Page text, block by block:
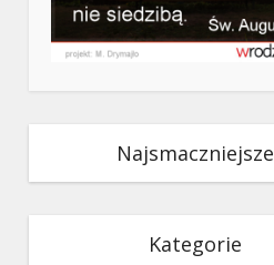
Najsmaczniejsze
Kategorie